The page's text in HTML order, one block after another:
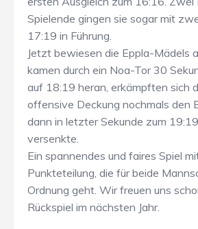
Spielende gingen sie sogar mit
17:19 in Führung.
Jetzt bewiesen die Eppla-Mädels
kamen durch ein Noa-Tor 30
auf 18:19 heran, erkämpften sich
offensive Deckung nochmals den
dann in letzter Sekunde zum
versenkte.
Ein spannendes und faires Spiel
Punkteteilung, die für beide
Ordnung geht. Wir freuen uns
Rückspiel im nächsten Jahr.